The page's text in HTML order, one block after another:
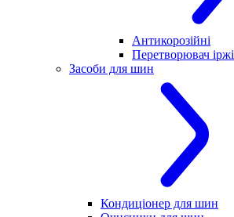
Антикорозійні
Перетворювач іржі
Засоби для шин
Кондиціонер для шин